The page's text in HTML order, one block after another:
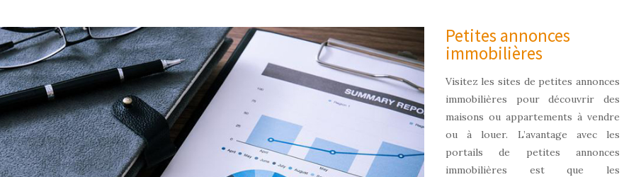
Petites annonces
immobilières
Visitez les sites de petites annonces
immobilières pour découvrir des
maisons ou appartements à vendre
ou à louer. L’avantage avec les
portails de petites annonces
immobilières est que les